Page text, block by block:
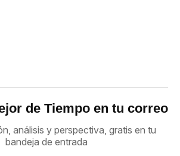
de Tiempo en tu correo
análisis y perspectiva, gratis en tu
bandeja de entrada